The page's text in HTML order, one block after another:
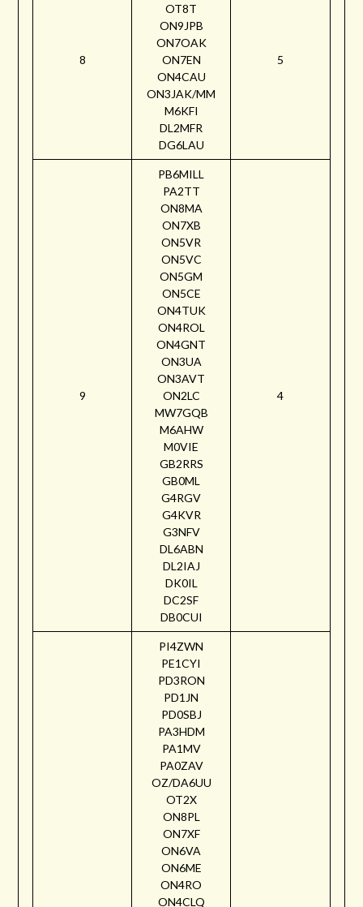
8
OT8T
ON9JPB
ON7OAK
ON7EN
ON4CAU
ON3JAK/MM
M6KFI
DL2MFR
DG6LAU
5
9
PB6MILL
PA2TT
ON8MA
ON7XB
ON5VR
ON5VC
ON5GM
ON5CE
ON4TUK
ON4ROL
ON4GNT
ON3UA
ON3AVT
ON2LC
MW7GQB
M6AHW
M0VIE
GB2RRS
GB0ML
G4RGV
G4KVR
G3NFV
DL6ABN
DL2IAJ
DK0IL
DC2SF
DB0CUI
4
PI4ZWN
PE1CYI
PD3RON
PD1JN
PD0SBJ
PA3HDM
PA1MV
PA0ZAV
OZ/DA6UU
OT2X
ON8PL
ON7XF
ON6VA
ON6ME
ON4RO
ON4CLQ